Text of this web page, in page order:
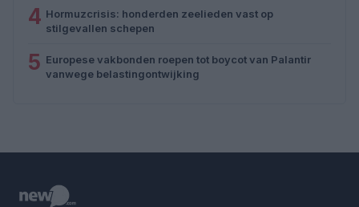
4 Hormuzcrisis: honderden zeelieden vast op
stilgevallen schepen
5 Europese vakbonden roepen tot boycot van Palantir
vanwege belastingontwijking